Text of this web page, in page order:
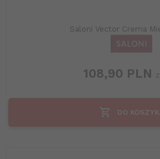
Saloni Vector Crema
108,90 PLN
DO